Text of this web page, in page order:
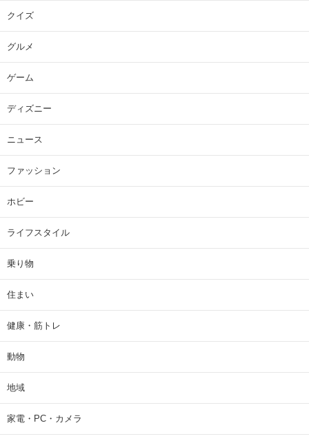
クイズ
グルメ
ゲーム
ディズニー
ニュース
ファッション
ホビー
ライフスタイル
乗り物
住まい
健康・筋トレ
動物
地域
家電・PC・カメラ